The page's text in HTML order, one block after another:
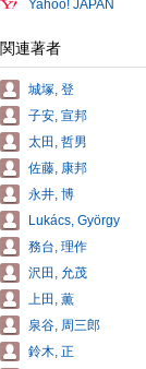
Yahoo! JAPAN
関連著者
城塚, 登
子安, 宣邦
太田, 哲男
佐藤, 康邦
永井, 博
Lukács, György
務台, 理作
沢田, 允茂
上田, 薫
泉谷, 周三郎
鈴木, 正